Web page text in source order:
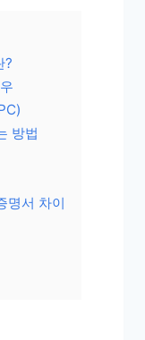
?
방법
명서 차이